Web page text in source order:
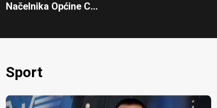
Načelnika Općine C...
Sport